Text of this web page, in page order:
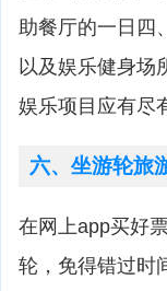
助餐厅的一日四
以及娱乐健身场
娱乐项目应有尽
六、坐游轮旅
在网上app买好
轮，免得错过时